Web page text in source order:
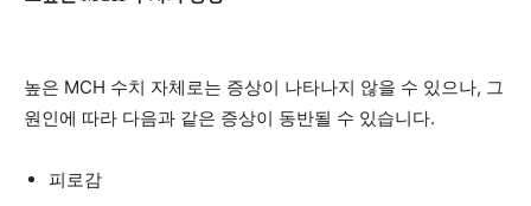
높은 MCH 수치 자체로는 증상이 나타나지 않을 수 있으나, 그
원인에 따라 다음과 같은 증상이 동반될 수 있습니다.
피로감